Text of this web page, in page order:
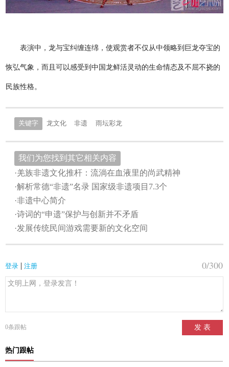
表演中，龙与宝纠缠连绵，使观赏者不仅从中领略到巨龙夺宝的
恢弘气象，而且可以感受到中国龙鲜活灵动的生命情态及不屈不挠的
民族性格。
关键字 龙文化 非遗 雨坛彩龙
我们为您找到其它相关内容
·羌族非遗文化推杆：流淌在血液里的尚武精神
·解析常德“非遗”名录 国家级非遗项目7.3个
·非遗中心简介
·诗词的“申遗”保护与创新并不矛盾
·发展传统民间游戏需要新的文化空间
登录 | 注册 0/300
0条跟帖 发 表
热门跟帖